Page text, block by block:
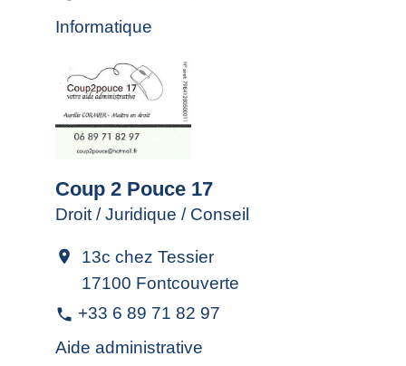
Informatique
Coup 2 Pouce 17
Droit / Juridique / Conseil
location_on
13c chez Tessier
17100 Fontcouverte
phone +33 6 89 71 82 97
Aide administrative